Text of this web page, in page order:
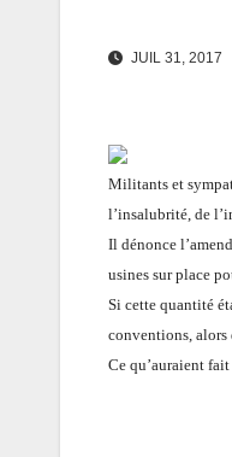
JUIL 31, 2017
Militants et
l’insalubrité, de
Il dénonce
usines sur place
Si cette quantité
conventions, alors
Ce qu’auraient